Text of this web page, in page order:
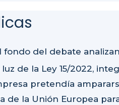
fondo del debate
de la Ley 15/2022,
pretendía
de la Unión Europea